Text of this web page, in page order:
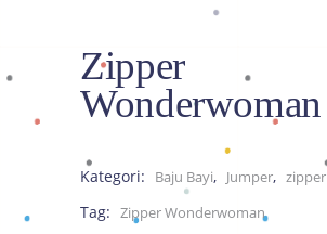
Zipper
Wonderwoman
Kategori: Baju Bayi, Jumper, zipper
Tag: Zipper Wonderwoman